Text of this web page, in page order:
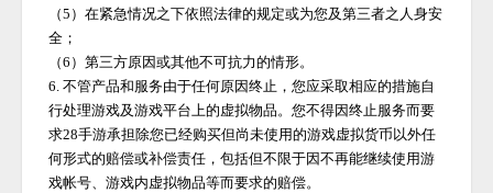
（5）在紧急情况之下依照法律的规定或为您及第三者之人身安
全；
（6）第三方原因或其他不可抗力的情形。
6. 不管产品和服务由于任何原因终止，您应采取相应的措施自
行处理游戏及游戏平台上的虚拟物品。您不得因终止服务而要
求28手游承担除您已经购买但尚未使用的游戏虚拟货币以外任
何形式的赔偿或补偿责任，包括但不限于因不再能继续使用游
戏帐号、游戏内虚拟物品等而要求的赔偿。